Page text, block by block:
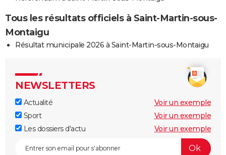
Tous les résultats officiels à Saint-Martin-sous-
Montaigu
Résultat municipale 2026 à Saint-Martin-sous-Montaigu
NEWSLETTERS
Actualité
Voir un exemple
Sport
Voir un exemple
Les dossiers d'actu
Voir un exemple